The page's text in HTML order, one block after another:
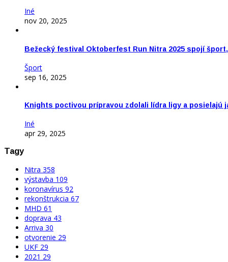
Iné
nov 20, 2025
Bežecký festival Oktoberfest Run Nitra 2025 spojí
Šport
sep 16, 2025
Knights poctivou prípravou zdolali lídra ligy a posielajú
Iné
apr 29, 2025
Tagy
Nitra 358
výstavba 109
koronavírus 92
rekonštrukcia 67
MHD 61
doprava 43
Arriva 30
otvorenie 29
UKF 29
2021 29